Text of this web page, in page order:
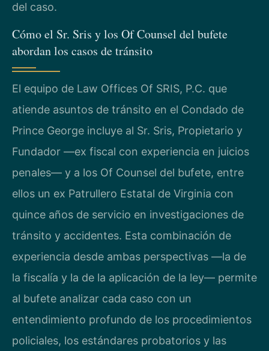
del caso.
Cómo el Sr. Sris y los Of Counsel del bufete
abordan los casos de tránsito
El equipo de Law Offices Of SRIS, P.C. que
atiende asuntos de tránsito en el Condado de
Prince George incluye al Sr. Sris, Propietario y
Fundador —ex fiscal con experiencia en juicios
penales— y a los Of Counsel del bufete, entre
ellos un ex Patrullero Estatal de Virginia con
quince años de servicio en investigaciones de
tránsito y accidentes. Esta combinación de
experiencia desde ambas perspectivas —la de
la fiscalía y la de la aplicación de la ley— permite
al bufete analizar cada caso con un
entendimiento profundo de los procedimientos
policiales, los estándares probatorios y las